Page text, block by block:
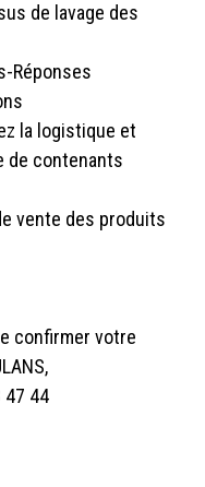
de lavage des
Réponses
la logistique et
de contenants
vente des produits
confirmer votre
47 44